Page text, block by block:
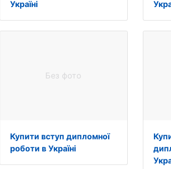
Україні
Без фото
Купити вступ дипломної
роботи в Україні